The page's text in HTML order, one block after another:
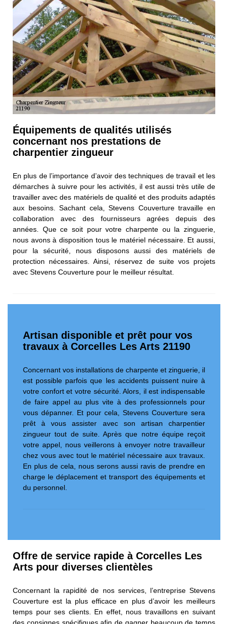
Équipements de qualités utilisés
concernant nos prestations de
charpentier zingueur
En plus de l’importance d’avoir des techniques de travail et les
démarches à suivre pour les activités, il est aussi très utile de
travailler avec des matériels de qualité et des produits adaptés
aux besoins. Sachant cela, Stevens Couverture travaille en
collaboration avec des fournisseurs agrées depuis des
années. Que ce soit pour votre charpente ou la zinguerie,
nous avons à disposition tous le matériel nécessaire. Et aussi,
pour la sécurité, nous disposons aussi des matériels de
protection nécessaires. Ainsi, réservez de suite vos projets
avec Stevens Couverture pour le meilleur résultat.
Artisan disponible et prêt pour vos
travaux à Corcelles Les Arts 21190
Concernant vos installations de charpente et zinguerie, il
est possible parfois que les accidents puissent nuire à
votre confort et votre sécurité. Alors, il est indispensable
de faire appel au plus vite à des professionnels pour
vous dépanner. Et pour cela, Stevens Couverture sera
prêt à vous assister avec son artisan charpentier
zingueur tout de suite. Après que notre équipe reçoit
votre appel, nous veillerons à envoyer notre travailleur
chez vous avec tout le matériel nécessaire aux travaux.
En plus de cela, nous serons aussi ravis de prendre en
charge le déplacement et transport des équipements et
du personnel.
Offre de service rapide à Corcelles Les
Arts pour diverses clientèles
Concernant la rapidité de nos services, l’entreprise Stevens
Couverture est la plus efficace en plus d’avoir les meilleurs
temps pour ses clients. En effet, nous travaillons en suivant
des consignes spécifiques afin de gagner beaucoup de temps